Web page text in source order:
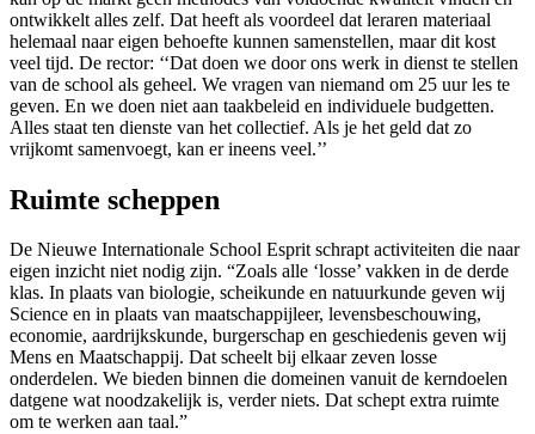
ontwikkelt alles zelf. Dat heeft als voordeel dat leraren materiaal
helemaal naar eigen behoefte kunnen samenstellen, maar dit kost
veel tijd. De rector: ‘‘Dat doen we door ons werk in dienst te stellen
van de school als geheel. We vragen van niemand om 25 uur les te
geven. En we doen niet aan taakbeleid en individuele budgetten.
Alles staat ten dienste van het collectief. Als je het geld dat zo
vrijkomt samenvoegt, kan er ineens veel.’’
Ruimte scheppen
De Nieuwe Internationale School Esprit schrapt activiteiten die naar
eigen inzicht niet nodig zijn. “Zoals alle ‘losse’ vakken in de derde
klas. In plaats van biologie, scheikunde en natuurkunde geven wij
Science en in plaats van maatschappijleer, levensbeschouwing,
economie, aardrijkskunde, burgerschap en geschiedenis geven wij
Mens en Maatschappij. Dat scheelt bij elkaar zeven losse
onderdelen. We bieden binnen die domeinen vanuit de kerndoelen
datgene wat noodzakelijk is, verder niets. Dat schept extra ruimte
om te werken aan taal.”